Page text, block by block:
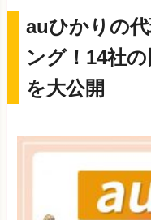
auひかりの
ング！14社
を大公開